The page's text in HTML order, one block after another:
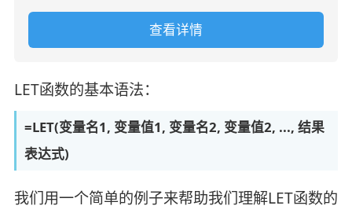
查看详情
LET函数的基本语法：
=LET(变量名1, 变量值1, 变量名2, 变量值2, ..., 结果
表达式)
我们用一个简单的例子来帮助我们理解LET函数的